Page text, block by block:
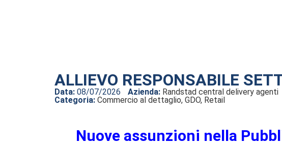
ALLIEVO RESPONSABILE
Data: 08/07/2026 Azienda: Randstad central delivery agenti
Categoria: Commercio al dettaglio, GDO, Retail
Nuove assunzioni nella